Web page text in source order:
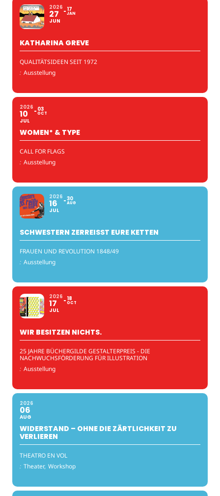
2026
27
JUN
17
JAN
KATHARINA GREVE
QUALITÄTSIDEEN SEIT 1972
: Ausstellung
2026
10
JUL
03
OCT
WOMEN* & TYPE
CALL FOR FLAGS
: Ausstellung
2026
16
JUL
30
AUG
SCHWESTERN ZERREISST EURE KETTEN
FRAUEN UND REVOLUTION 1848/49
: Ausstellung
2026
17
JUL
18
OCT
WIR BESITZEN NICHTS.
25 JAHRE BÜCHERGILDE GESTALTERPREIS - DIE
NACHWUCHSFÖRDERUNG FÜR ILLUSTRATION
: Ausstellung
2026
06
AUG
WIDERSTAND – OHNE DIE ZÄRTLICHKEIT ZU
VERLIEREN
THEATRO EN VOL
: Theater, Workshop